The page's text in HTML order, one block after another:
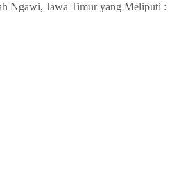
Ngawi, Jawa Timur yang Meliputi :